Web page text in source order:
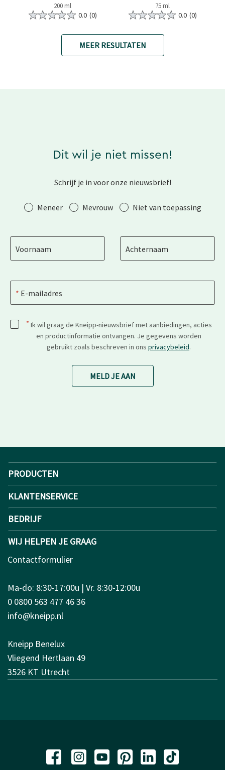
200 ml
0.0 (0)
75 ml
0.0 (0)
MEER RESULTATEN
Dit wil je niet missen!
Schrijf je in voor onze nieuwsbrief!
AanhefMeneer Mevrouw Niet van toepassing
Voornaam Achternaam
E-mailadres
* Ik wil graag de Kneipp-nieuwsbrief met aanbiedingen, acties
en productinformatie ontvangen. Je gegevens worden
gebruikt zoals beschreven in ons privacybeleid.
MELD JE AAN
PRODUCTEN
KLANTENSERVICE
BEDRIJF
WIJ HELPEN JE GRAAG
Contactformulier
Ma-do: 8:30-17:00u | Vr. 8:30-12:00u
0 0800 563 477 46 36
info@kneipp.nl
Kneipp Benelux
Vliegend Hertlaan 49
3526 KT Utrecht